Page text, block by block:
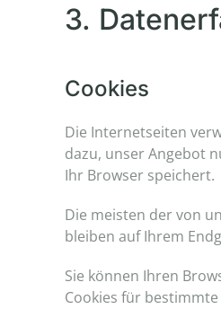
3.
Cookies
Die Internetseiten
dazu, unser Angebot
Ihr Browser speichert.
Die meisten der von
bleiben auf Ihrem
Sie können Ihren
Cookies für